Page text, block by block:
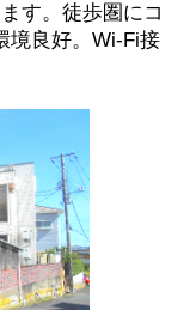
す。徒歩圏にコ
境良好。Wi-Fi接